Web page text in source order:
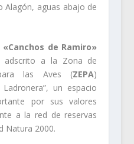
Alagón, aguas abajo de
de Ramiro»
adscrito a la Zona de
las Aves (ZEPA)
un espacio
por sus valores
a la red de reservas
Natura 2000.